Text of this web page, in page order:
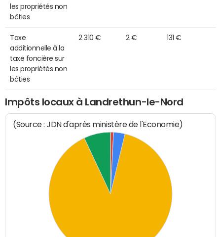
les propriétés non
bâties
Taxe
additionnelle à la
taxe foncière sur
les propriétés non
bâties
2 310 € 2 € 131 €
Impôts locaux à Landrethun-le-Nord
(Source : JDN d'après ministère de l'Economie)